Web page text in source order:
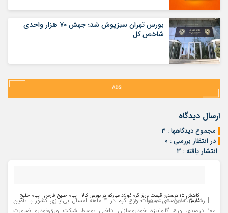
بورس تهران سبزپوش شد؛ جهش ۷۰ هزار واحدی
شاخص کل
ارسال دیدگاه
مجموع دیدگاهها : ۳
در انتظار بررسی : ۰
انتشار یافته : ۳
کاهش ۱۵ درصدی قیمت ورق گرم فولاد مبارکه در بورس کالا - پیام خلیج فارس | پیام خلیج
فارس- تاریخ : ۸ - شهریور - ۱۴۰۰
[…] رشد ۱۹۳ درصدی صادرات ورق گرم در ۴ ماهه امسال بی‌نیازی کشور با تأمین
۱۰۰ درصدی ورق گالوانیزه خودروسازان داخلی توسط شرکت ورق‌خودرو ضرورت